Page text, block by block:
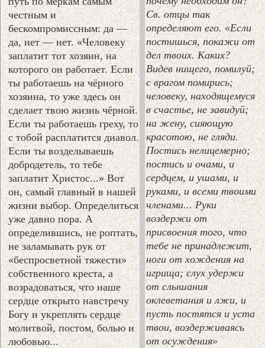
Св. отцы так
определяют его. «Если
постишься, покажи от
дел твоих. Каких?
Видев нищего, помилуй;
с врагом помирись;
человеку, находящемуся
в счастье, не завидуй;
на жену, сияющую
красотою, не гляди.
Постись нелицемерно;
постись и очами, и
сердцем, и ушами, и
руками, и всеми твоими
членами... Руки
воздержи от
присвоения того, что
тебе не принадлежит,
ноги от хождения на
игрища; слух удержи
от слышания
оклеветания и лжи, и
пусть постятся и уста
твои, воздерживаясь
от осуждения»
честным и
бескомпромиссным: да —
да, нет — нет. «Человеку
заплатит тот хозяин, на
которого он работает. Если
ты работаешь на чёрного
хозяина, то уже здесь он
сделает твою жизнь чёрной.
Если ты работаешь греху, то
с тобой расплатится диавол.
Если ты возделываешь
добродетель, то тебе
заплатит Христос...» Вот
он, самый главный в нашей
жизни выбор. Определиться
уже давно пора. А
определившись, не роптать,
не заламывать рук от
«беспросветной тяжести»
собственного креста, а
возрадоваться, что наше
сердце открыто навстречу
Богу и укреплять сердце
молитвой, постом, болью и
любовью...